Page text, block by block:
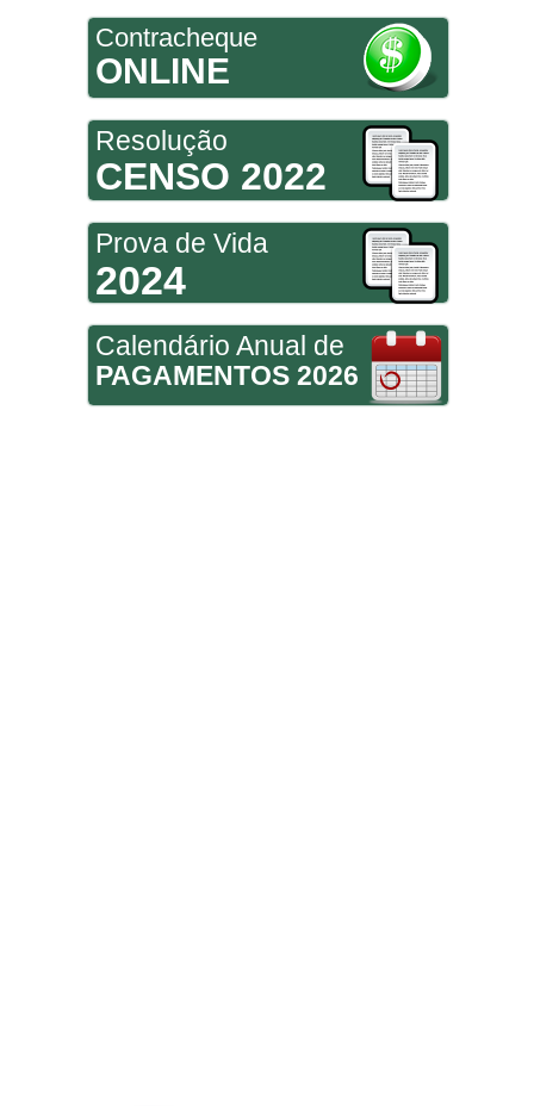
Contracheque
ONLINE
Resolução
CENSO 2022
Prova de Vida
2024
Calendário Anual de
PAGAMENTOS 2026